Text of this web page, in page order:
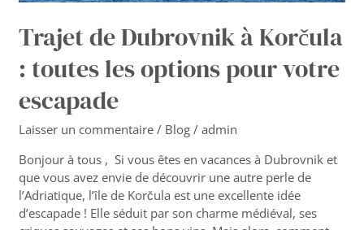
Trajet de Dubrovnik à Korčula
: toutes les options pour votre
escapade
Laisser un commentaire / Blog /admin
Bonjour à tous , Si vous êtes en vacances à Dubrovnik et
que vous avez envie de découvrir une autre perle de
l’Adriatique, l’île de Korčula est une excellente idée
d’escapade ! Elle séduit par son charme médiéval, ses